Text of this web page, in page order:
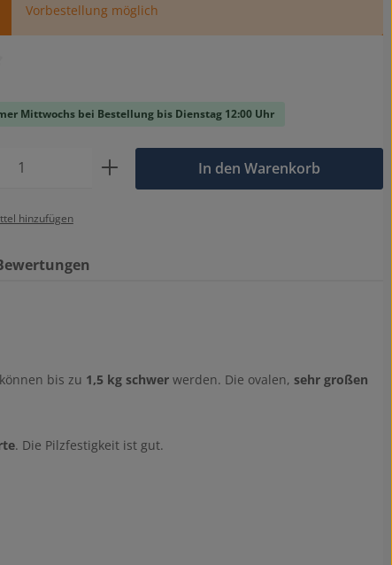
Vorbestellung möglich
Bewertung von 0 von 5 Sternen
Mittwochs bei Bestellung bis Dienstag 12:00 Uhr
Anzahl: Gib den gewünschten Wert
In den Warenkorb
hinzufügen
bis zu 1,5 kg schwer werden. Die ovalen, sehr großen
. Die Pilzfestigkeit ist gut.